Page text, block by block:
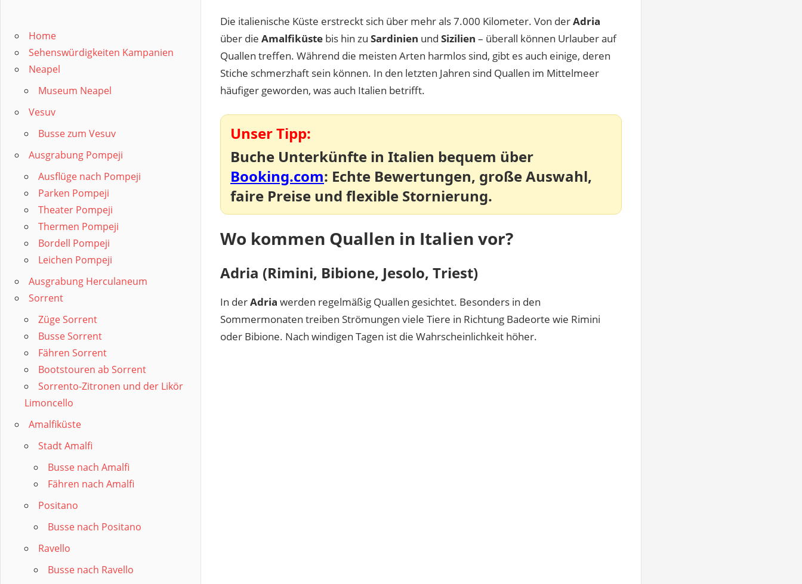
Die italienische Küste erstreckt sich über mehr als 7.000 Kilometer. Von derAdria
über die Amalfiküste bis hin zu Sardinien und Sizilien – überall können Urlauber auf
Quallen treffen. Während die meisten Arten harmlos sind, gibt es auch einige, deren
Stiche schmerzhaft sein können. In den letzten Jahren sind Quallen im Mittelmeer
häufiger geworden, was auch Italien betrifft.
Unser Tipp:
Buche Unterkünfte in Italien bequem über
Booking.com: Echte Bewertungen, große Auswahl,
faire Preise und flexible Stornierung.
Wo kommen Quallen in Italien vor?
Adria (Rimini, Bibione, Jesolo, Triest)
In derAdria werden regelmäßig Quallen gesichtet. Besonders in den
Sommermonaten treiben Strömungen viele Tiere in Richtung Badeorte wie Rimini
oder Bibione. Nach windigen Tagen ist die Wahrscheinlichkeit höher.
Home
Sehenswürdigkeiten Kampanien
Neapel
Museum Neapel
Vesuv
Busse zum Vesuv
Ausgrabung Pompeji
Ausflüge nach Pompeji
Parken Pompeji
Theater Pompeji
Thermen Pompeji
Bordell Pompeji
Leichen Pompeji
Ausgrabung Herculaneum
Sorrent
Züge Sorrent
Busse Sorrent
Fähren Sorrent
Bootstouren ab Sorrent
Sorrento-Zitronen und der Likör
Limoncello
Amalfiküste
Stadt Amalfi
Busse nach Amalfi
Fähren nach Amalfi
Positano
Busse nach Positano
Ravello
Busse nach Ravello